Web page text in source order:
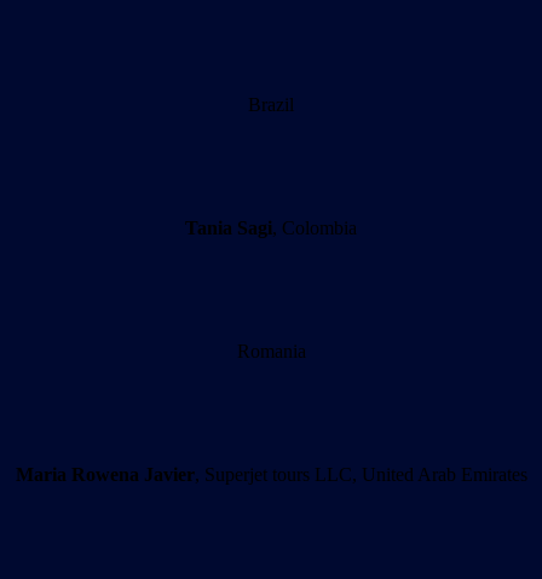
Brazil
Tania Sagi, Colombia
Romania
Maria Rowena Javier, Superjet tours LLC, United Arab Emirates